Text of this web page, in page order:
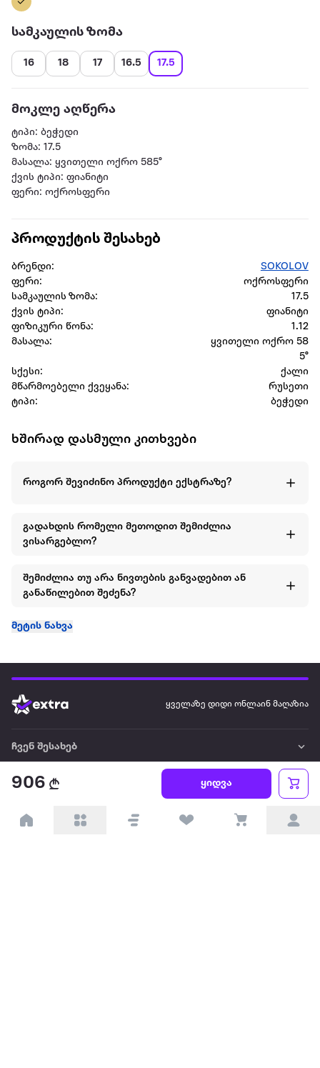
სამკაულის ზომა
16 18 17 16.5 17.5
მოკლე აღწერა
ტიპი: ბეჭედი
ზომა: 17.5
მასალა: ყვითელი ოქრო 585°
ქვის ტიპი: ფიანიტი
ფერი: ოქროსფერი
906 ყიდვა
პროდუქტის შესახებ
ბრენდი:
SOKOLOV
ფერი:
ოქროსფერი
სამკაულის ზომა:
17.5
ქვის ტიპი:
ფიანიტი
ფიზიკური წონა:
1.12
მასალა:
ყვითელი ოქრო 58
5°
სქესი:
ქალი
მწარმოებელი ქვეყანა:
რუსეთი
ტიპი:
ბეჭედი
ხშირად დასმული კითხვები
როგორ შევიძინო პროდუქტი ექსტრაზე?
გადახდის რომელი მეთოდით შემიძლია
ვისარგებლო?
შემიძლია თუ არა ნივთების განვადებით ან
განაწილებით შეძენა?
მეტის ნახვა
ყველაზე დიდი ონლაინ მაღაზია
ჩვენ შესახებ
წესები და პირობები
პარტნიორებისთვის